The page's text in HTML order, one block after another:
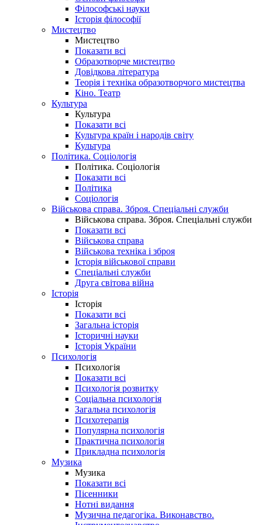
Філософські науки
Історія філософії
Мистецтво
Мистецтво
Показати всі
Образотворче мистецтво
Довідкова література
Теорія і техніка образотворчого мистецтва
Кіно. Театр
Культура
Культура
Показати всі
Культура країн і народів світу
Культура
Політика. Соціологія
Політика. Соціологія
Показати всі
Політика
Соціологія
Військова справа. Зброя. Спеціальні служби
Військова справа. Зброя. Спеціальні служби
Показати всі
Військова справа
Військова техніка і зброя
Історія військової справи
Спеціальні служби
Друга світова війна
Історія
Історія
Показати всі
Загальна історія
Історичні науки
Історія України
Психологія
Психологія
Показати всі
Психологія розвитку
Соціальна психологія
Загальна психологія
Психотерапія
Популярна психологія
Практична психологія
Прикладна психологія
Музика
Музика
Показати всі
Пісенники
Нотні видання
Музична педагогіка. Виконавство.